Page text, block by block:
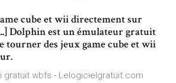
cube et wii directement sur
Dolphin est un émulateur gratuit
tourner des jeux game cube et wii
gratuit wbfs - Lelogicielgratuit.com